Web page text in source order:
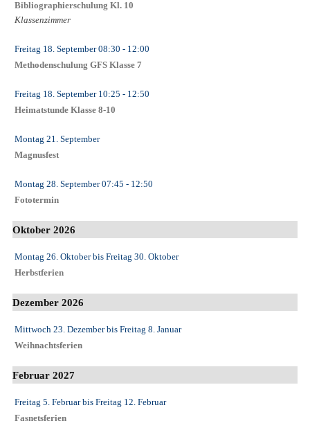
Bibliographierschulung Kl. 10
Klassenzimmer
Freitag 18. September08:30 - 12:00
Methodenschulung GFS Klasse 7
Freitag 18. September10:25 - 12:50
Heimatstunde Klasse 8-10
Montag 21. September
Magnusfest
Montag 28. September07:45 - 12:50
Fototermin
Oktober 2026
Montag 26. Oktoberbis Freitag 30. Oktober
Herbstferien
Dezember 2026
Mittwoch 23. Dezemberbis Freitag 8. Januar
Weihnachtsferien
Februar 2027
Freitag 5. Februarbis Freitag 12. Februar
Fasnetsferien